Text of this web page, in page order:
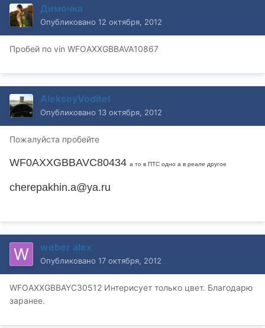
Димочка
Опубликовано 12 октября, 2012
Пробей по vin WFOAXXGBBAVA10867
AlekseyVoditel
Опубликовано 13 октября, 2012
Пожалуйста пробейте
WF0AXXGBBAVC80434 а то в ПТС одно а в реале другое
cherepakhin.a@ya.ru
weber alex
Опубликовано 17 октября, 2012
WFOAXXGBBAYC30512 Интерисует только цвет. Благодарю
заранее.